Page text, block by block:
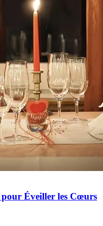
Éveiller les Cœurs